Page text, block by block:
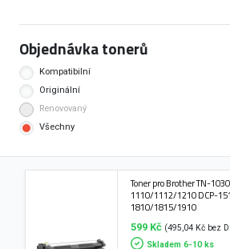
Objednávka tonerů
Kompatibilní
Originální
Renovovaný
Všechny
Toner pro Brother TN-
1110/1112/1210 DCP-
1810/1815/1910
599 Kč (495,04 Kč bez
Skladem 6-10 ks